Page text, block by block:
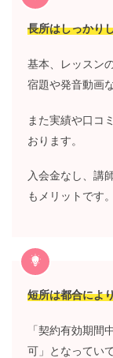
長所はしっかり
基本、レッスン
宿題や発音動画
また実績や口コ
おります。
入会金なし、講
もメリットです。
短所は都合によ
「契約有効期間
可」となってい